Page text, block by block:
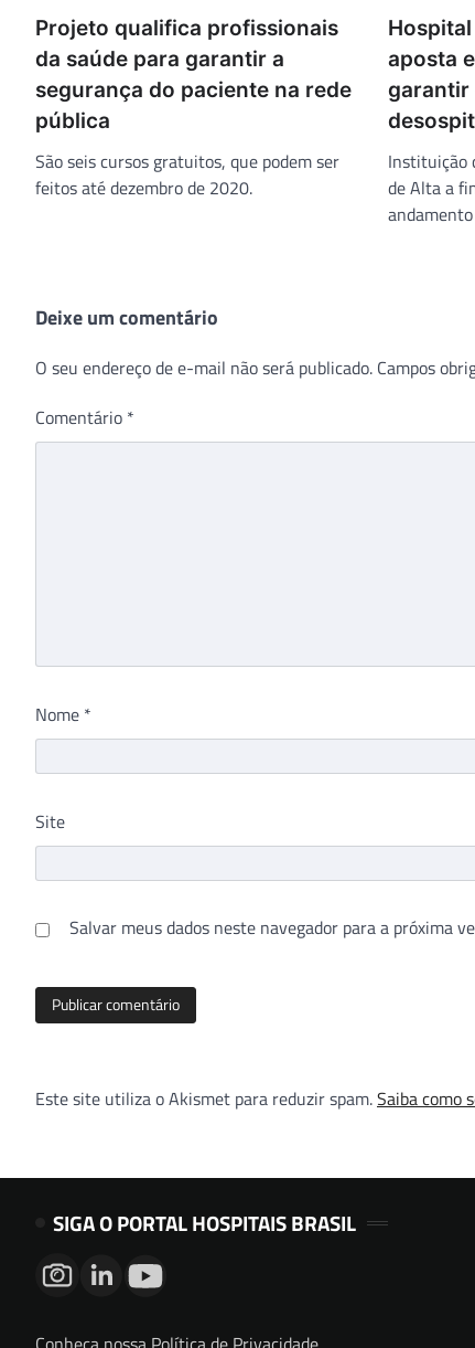
Projeto qualifica profissionais
da saúde para garantir a
segurança do paciente na rede
pública
São seis cursos gratuitos, que podem ser
feitos até dezembro de 2020.
aposta
garantir
Instituição
de Alta a
Deixe um comentário
O seu endereço de e-mail não será publicado. Campos
Comentário *
Nome *
Site
Salvar meus dados neste navegador para a próxima
Este site utiliza o Akismet para reduzir spam.Saiba como
SIGA O PORTAL HOSPITAIS BRASIL